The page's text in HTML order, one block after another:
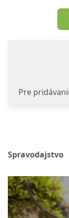
Pre
Spravodajstvo